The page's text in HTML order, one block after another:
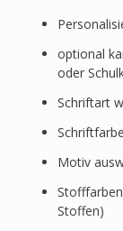
optional
oder
Schriftart
Motiv
Stoffen)